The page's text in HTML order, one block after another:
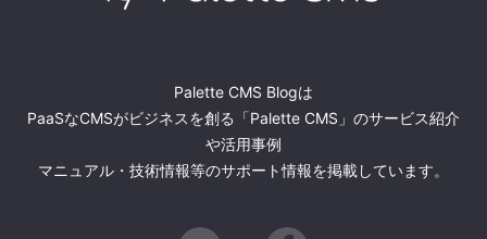
Palette CMS Blogは
PaaSなCMSがビジネスを創る「Palette CMS」のサービス紹介
や活用事例
マニュアル・技術情報等のサポート情報を掲載しています。
Twitter